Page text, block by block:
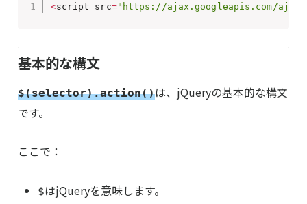
<script src="https://ajax.googleapis.com/
基本的な構文
$(selector).action()は、jQueryの基本的な構文
です。
ここで：
$はjQueryを意味します。